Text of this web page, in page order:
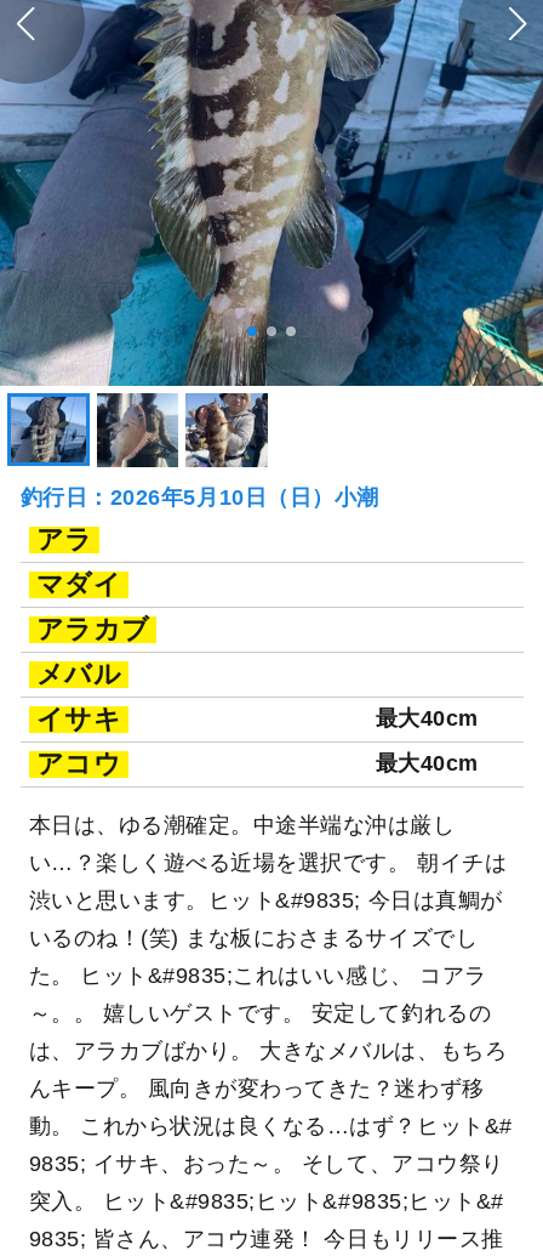
釣行日：2026年5月10日（日）小潮
アラ
マダイ
アラカブ
メバル
イサキ
最大40cm
アコウ 最大40cm
本日は、ゆる潮確定。中途半端な沖は厳し
い…？楽しく遊べる近場を選択です。 朝イチは
渋いと思います。ヒット&#9835; 今日は真鯛が
いるのね！(笑) まな板におさまるサイズでし
た。 ヒット&#9835;これはいい感じ、 コアラ
～。。 嬉しいゲストです。 安定して釣れるの
は、アラカブばかり。 大きなメバルは、もちろ
んキープ。 風向きが変わってきた？迷わず移
動。 これから状況は良くなる…はず？ヒット&#
9835; イサキ、おった～。 そして、アコウ祭り
突入。 ヒット&#9835;ヒット&#9835;ヒット&#
9835; 皆さん、アコウ連発！ 今日もリリース推